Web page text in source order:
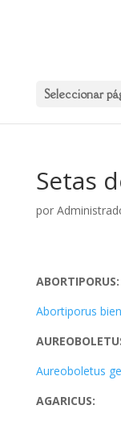
Seleccionar
Setas
por
ABORTIPORUS:
Abortiporus
Aureoboletus
AGARICUS: